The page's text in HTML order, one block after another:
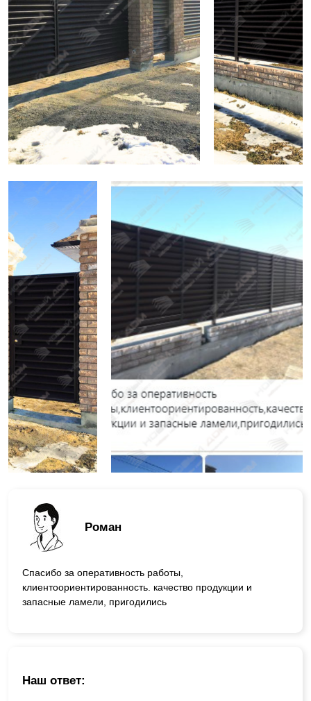
Роман
Спасибо за оперативность работы,
клиентоориентированность. качество продукции и
запасные ламели, пригодились
Наш ответ: